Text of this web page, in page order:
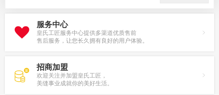
服务中心
皇氏工匠服务中心提供多渠道优质售前
售后服务，让您长久拥有良好的用户体验。
招商加盟
欢迎关注并加盟皇氏工匠，
美缝事业成就你的美好生活。